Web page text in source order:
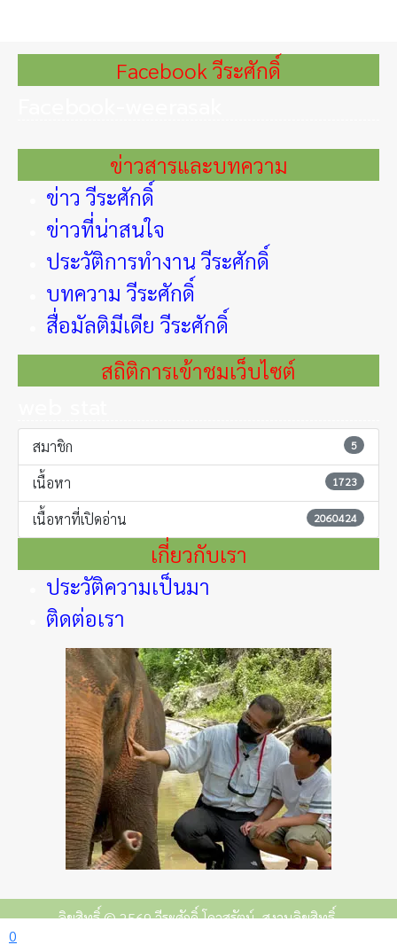
0
Facebook วีระศักดิ์
ข่าวสารและบทความ
ข่าว วีระศักดิ์
ข่าวที่น่าสนใจ
ประวัติการทำงาน วีระศักดิ์
บทความ วีระศักดิ์
สื่อมัลติมีเดีย วีระศักดิ์
สถิติการเข้าชมเว็บไซต์
สมาชิก 5
เนื้อหา 1723
เนื้อหาที่เปิดอ่าน 2060424
เกี่ยวกับเรา
ประวัติความเป็นมา
ติดต่อเรา
ลิขสิทธิ์ © 2569 วีระศักดิ์ โควสุรัตน์. สงวนลิขสิทธิ์.